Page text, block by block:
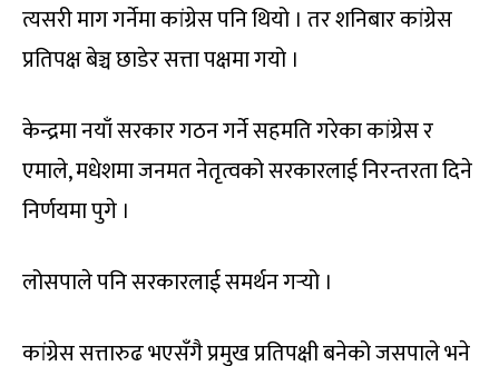
त्यसरी माग गर्नेमा कांग्रेस पनि थियो । तर शनिबार कांग्रेस
प्रतिपक्ष बेञ्च छाडेर सत्ता पक्षमा गयो ।
केन्द्रमा नयाँ सरकार गठन गर्ने सहमति गरेका कांग्रेस र
एमाले, मधेशमा जनमत नेतृत्वको सरकारलाई निरन्तरता दिने
निर्णयमा पुगे ।
लोसपाले पनि सरकारलाई समर्थन गर्‍यो ।
कांग्रेस सत्तारुढ भएसँगै प्रमुख प्रतिपक्षी बनेको जसपाले भने